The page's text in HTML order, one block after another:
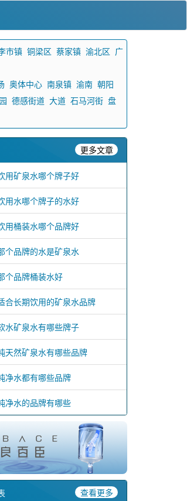
市镇 铜梁区 蔡家镇 渝北区 广
奥体中心 南泉镇 渝南 朝阳
德感街道 大道 石马河街 盘
更多文章
用矿泉水哪个牌子好
用水哪个牌子的水好
用桶装水哪个品牌好
个品牌的水是矿泉水
个品牌桶装水好
合长期饮用的矿泉水品牌
水矿泉水有哪些牌子
天然矿泉水有哪些品牌
净水都有哪些品牌
净水的品牌有哪些
查看更多